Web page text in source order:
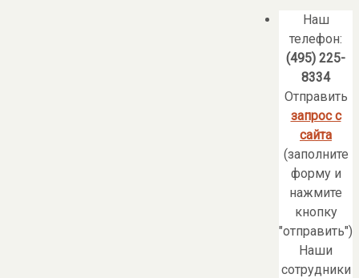
Наш
телефон:
(495) 225-
8334
Отправить
запрос с
сайта
(заполните
форму и
нажмите
кнопку
"отправить")
Наши
сотрудники